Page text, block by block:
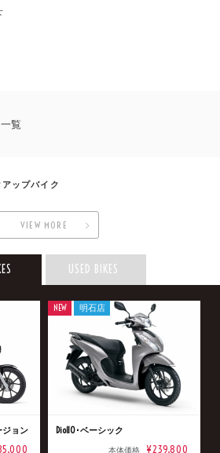
覧
ップバイク
VIEW MORE
USED BIKES
ジョン Dio110･ベーシック
本体価格 ¥239,800
NEW 明石店